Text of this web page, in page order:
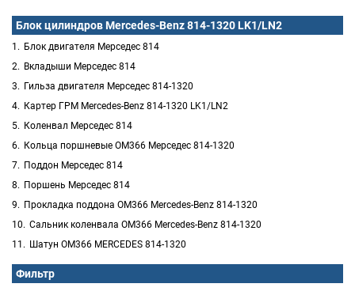
Блок цилиндров Mercedes-Benz 814-1320 LK1/LN2
Блок двигателя Мерседес 814
Вкладыши Мерседес 814
Гильза двигателя Мерседес 814-1320
Картер ГРМ Mercedes-Benz 814-1320 LK1/LN2
Коленвал Мерседес 814
Кольца поршневые OM366 Мерседес 814-1320
Поддон Мерседес 814
Поршень Мерседес 814
Прокладка поддона OM366 Mercedes-Benz 814-1320
Сальник коленвала OM366 Mercedes-Benz 814-1320
Шатун OM366 MERCEDES 814-1320
Фильтр